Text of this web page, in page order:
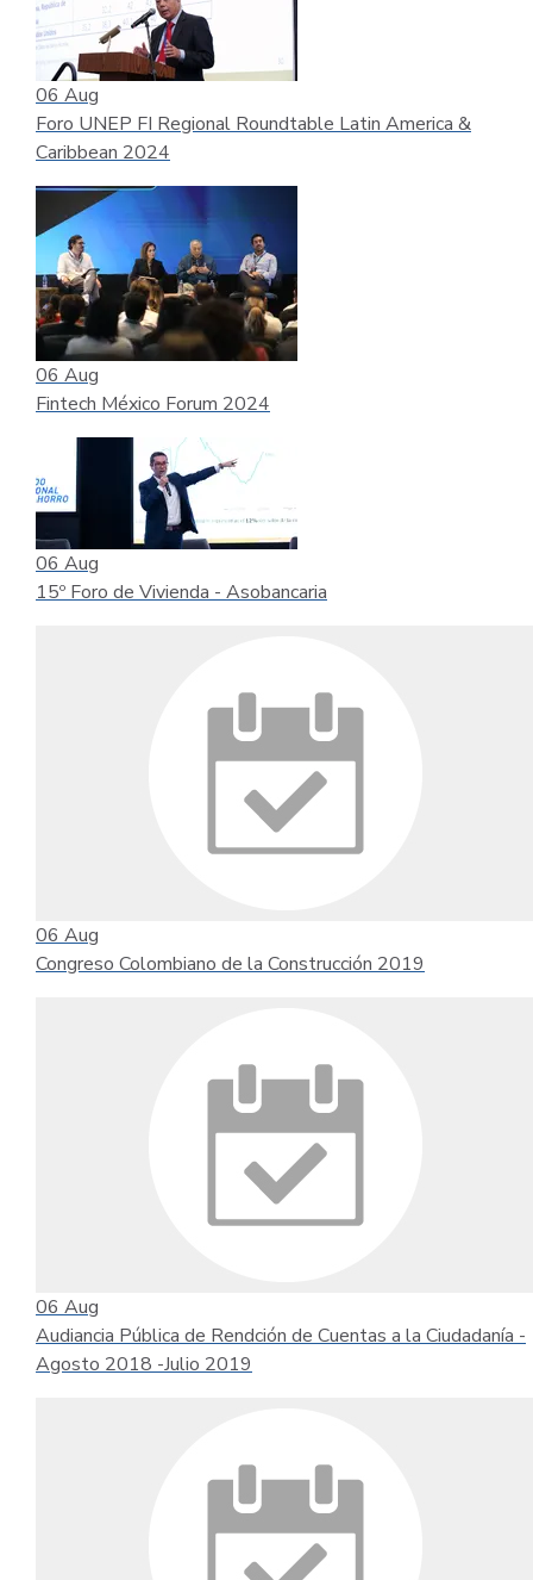
06 Aug
Foro UNEP FI Regional Roundtable Latin America &
Caribbean 2024
06 Aug
Fintech México Forum 2024
06 Aug
15º Foro de Vivienda - Asobancaria
06 Aug
Congreso Colombiano de la Construcción 2019
06 Aug
Audiancia Pública de Rendción de Cuentas a la Ciudadanía -
Agosto 2018 -Julio 2019